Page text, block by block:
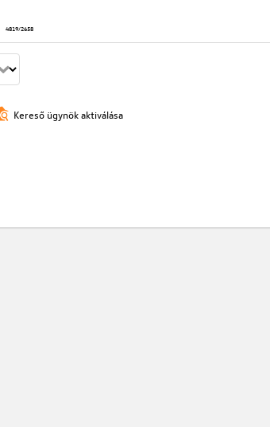
4819/2658
Kereső ügynök aktiválása